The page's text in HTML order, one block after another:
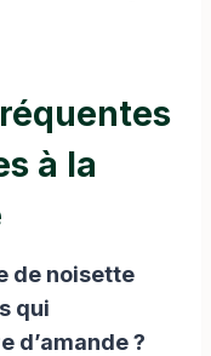
à la
de noisette
qui
d’amande ?